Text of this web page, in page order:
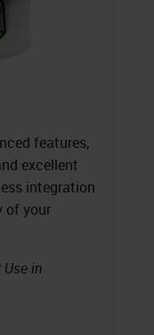
features,
excellent
integration
of your
in